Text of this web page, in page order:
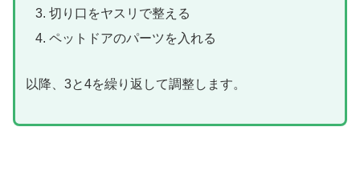
切り口をヤスリで整える
ペットドアのパーツを入れる
以降、3と4を繰り返して調整します。